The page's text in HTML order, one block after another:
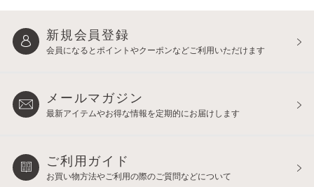
新規会員登録
会員になるとポイントやクーポンなどご利用いただけます
メールマガジン
最新アイテムやお得な情報を定期的にお届けします
ご利用ガイド
お買い物方法やご利用の際のご質問などについて